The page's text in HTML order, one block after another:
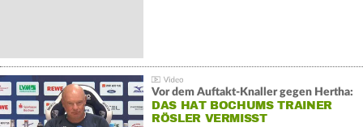
Vor dem Auftakt-Knaller gegen Hertha:
DAS HAT BOCHUMS TRAINER
RÖSLER VERMISST